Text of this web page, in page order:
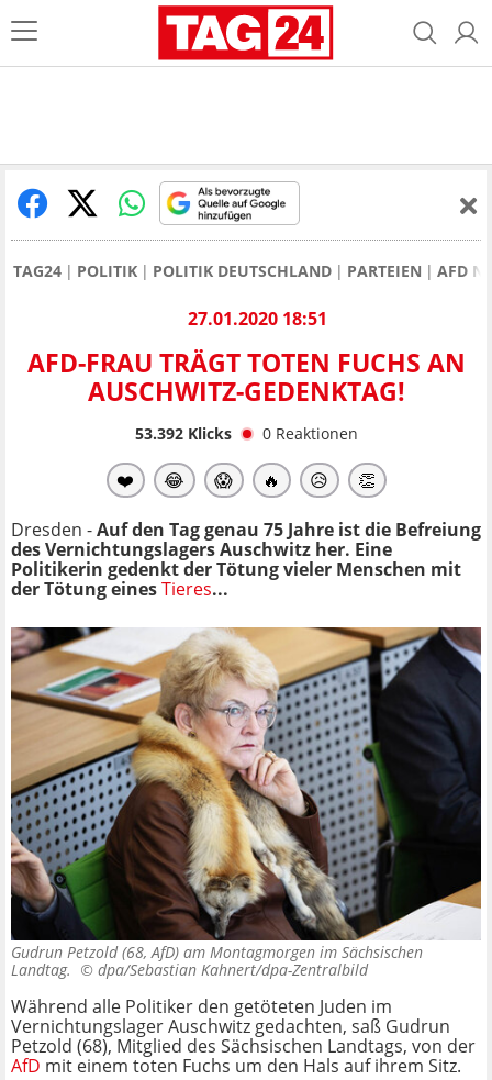
TAG24 POLITIK POLITIK DEUTSCHLAND PARTEIEN AFD
27.01.2020 18:51
AFD-FRAU TRÄGT TOTEN FUCHS AN
AUSCHWITZ-GEDENKTAG!
53.392Klicks 0 Reaktionen
❤️ 😂 😱 🔥 😥 👏
Dresden -Auf den Tag genau 75 Jahre ist die Befreiung
des Vernichtungslagers Auschwitz her. Eine
Politikerin gedenkt der Tötung vieler Menschen mit
der Tötung einesTieres...
Gudrun Petzold (68, AfD) am Montagmorgen im Sächsischen
Landtag. © dpa/Sebastian Kahnert/dpa-Zentralbild
Während alle Politiker den getöteten Juden im
Vernichtungslager Auschwitz gedachten, saß Gudrun
Petzold (68), Mitglied des Sächsischen Landtags, von der
AfD mit einem toten Fuchs um den Hals auf ihrem Sitz.